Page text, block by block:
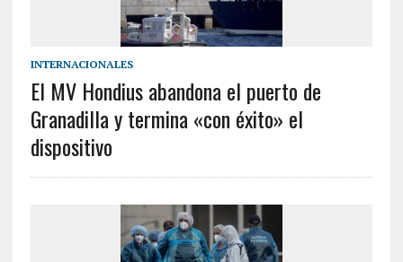
INTERNACIONALES
El MV Hondius abandona el puerto de
Granadilla y termina «con éxito» el
dispositivo